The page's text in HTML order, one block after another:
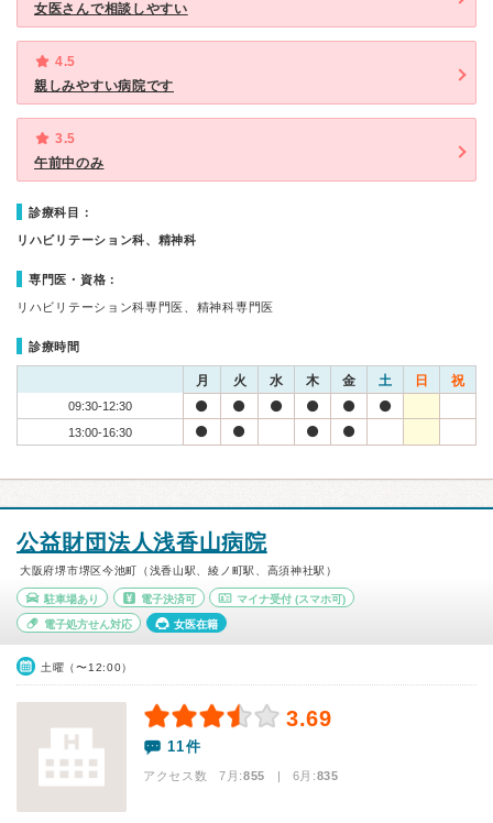
女医さんで相談しやすい
4.5
親しみやすい病院です
3.5
午前中のみ
診療科目：
リハビリテーション科、精神科
専門医・資格：
リハビリテーション科専門医、精神科専門医
診療時間
月 火 水 木 金 土 日 祝
09:30-12:30
13:00-16:30
公益財団法人浅香山病院
大阪府堺市堺区今池町（浅香山駅、綾ノ町駅、高須神社駅）
駐車場あり 電子決済可 マイナ受付 (スマホ可)
電子処方せん対応 女医在籍
土曜（〜12:00）
3.69
11件
アクセス数 7月:855 | 6月:835